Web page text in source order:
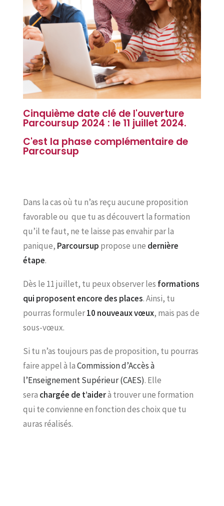
Cinquième date clé de l'ouverture
Parcoursup 2024 : le 11 juillet 2024.
C'est la phase complémentaire de
Parcoursup
Dans la cas où tu n’as reçu aucune proposition
favorable ou que tu as découvert la formation
qu’il te faut, ne te laisse pas envahir par la
panique, Parcoursup propose une dernière
étape.
Dès le 11 juillet, tu peux observer les formations
qui proposent encore des places. Ainsi, tu
pourras formuler10 nouveaux vœux, mais pas de
sous-vœux.
Si tu n’as toujours pas de proposition, tu pourras
faire appel à laCommission d’Accès à
l’Enseignement Supérieur (CAES). Elle
sera chargée de t’aiderà trouver une formation
qui te convienne en fonction des choix que tu
auras réalisés.